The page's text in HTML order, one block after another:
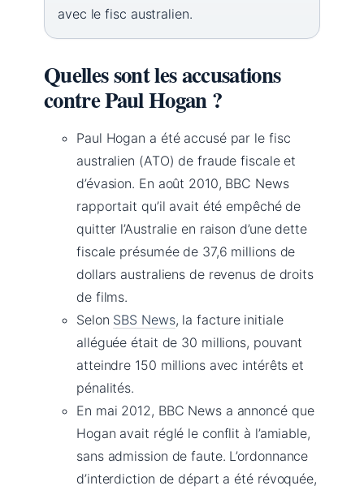
avec le fisc australien.
Quelles sont les accusations
contre Paul Hogan ?
Paul Hogan a été accusé par le fisc
australien (ATO) de fraude fiscale et
d’évasion. En août 2010, BBC News
rapportait qu’il avait été empêché de
quitter l’Australie en raison d’une dette
fiscale présumée de 37,6 millions de
dollars australiens de revenus de droits
de films.
Selon SBS News, la facture initiale
alléguée était de 30 millions, pouvant
atteindre 150 millions avec intérêts et
pénalités.
En mai 2012, BBC News a annoncé que
Hogan avait réglé le conflit à l’amiable,
sans admission de faute. L’ordonnance
d’interdiction de départ a été révoquée,